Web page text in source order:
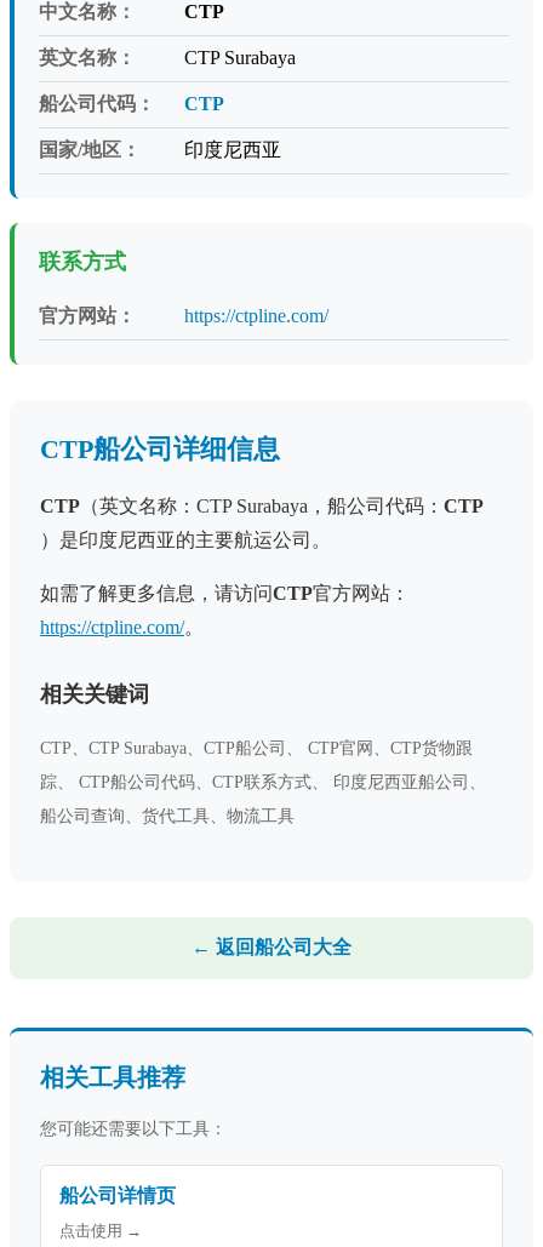
中文名称： CTP
英文名称： CTP Surabaya
船公司代码： CTP
国家/地区： 印度尼西亚
联系方式
官方网站： https://ctpline.com/
CTP船公司详细信息
CTP （英文名称：CTP Surabaya，船公司代码： CTP
）是印度尼西亚的主要航运公司。
如需了解更多信息，请访问CTP官方网站：
https://ctpline.com/。
相关关键词
CTP、CTP Surabaya、CTP船公司、 CTP官网、CTP货物跟
踪、 CTP船公司代码、CTP联系方式、 印度尼西亚船公司、
船公司查询、货代工具、物流工具
← 返回船公司大全
相关工具推荐
您可能还需要以下工具：
船公司详情页
点击使用 →